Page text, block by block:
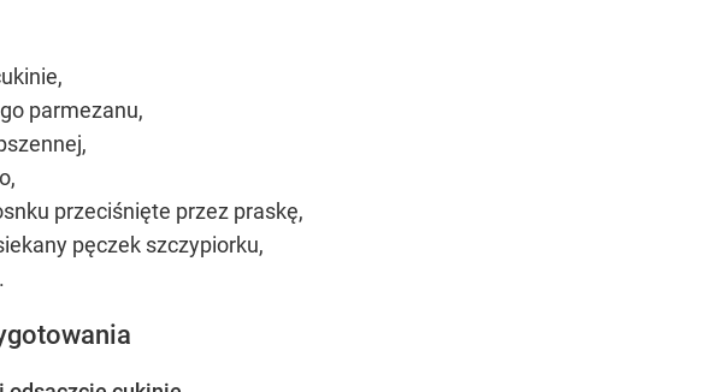
parmezanu,
przeciśnięte przez praskę,
pęczek szczypiorku,